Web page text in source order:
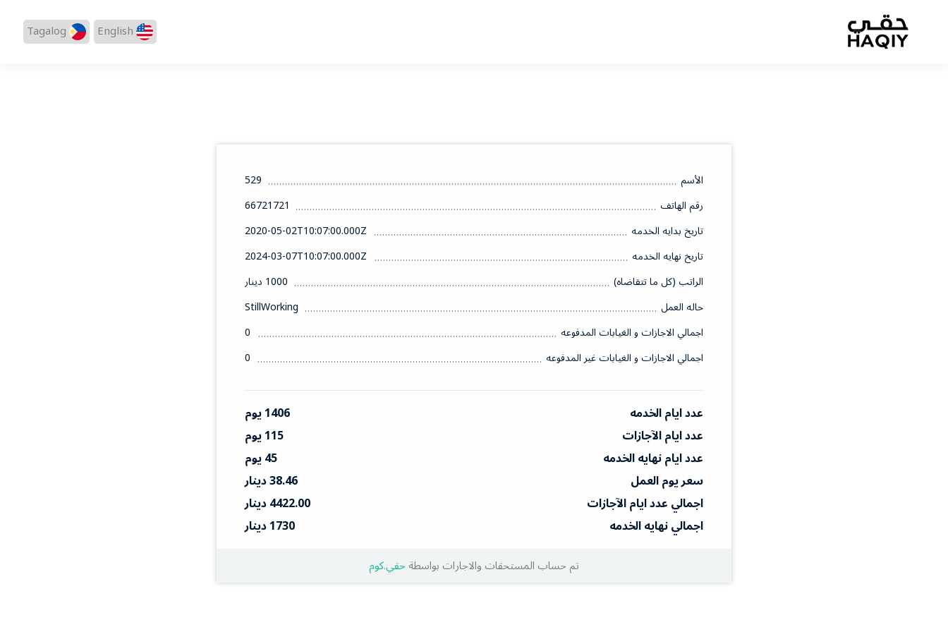
English
Tagalog
الأسم
529
رقم الهاتف
66721721
تاريخ بدايه الخدمه
2020-05-02T10:07:00.000Z
تاريخ نهايه الخدمه
2024-03-07T10:07:00.000Z
الراتب (كل ما تتقاضاه)
1000 دينار
حاله العمل
StillWorking
اجمالي الاجازات و الغيابات المدفوعه
0
اجمالي الاجازات و الغيابات غير المدفوعه
0
عدد ايام الخدمه
1406 يوم
عدد ايام الآجازات
115 يوم
عدد ايام نهايه الخدمه
45 يوم
سعر يوم العمل
38.46 دينار
اجمالي عدد ايام الآجازات
4422.00 دينار
اجمالي نهايه الخدمه
1730 دينار
تم حساب المستحقات والاجارات بواسطةحقي.كوم